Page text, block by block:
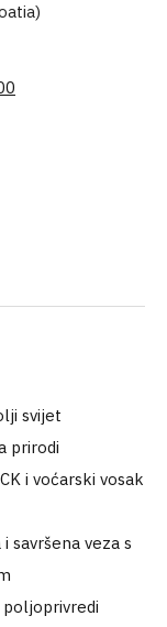
svijet
prirodi
i voćarski vosak
savršena veza s